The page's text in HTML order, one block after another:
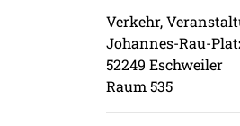
Verkehr,
Johannes-Rau-
52249 Eschweiler
Raum 535